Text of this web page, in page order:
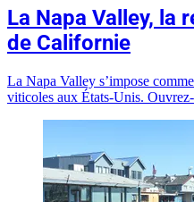
La Napa Valley, la
de Californie
La Napa Valley s’impose
viticoles aux États-Unis.